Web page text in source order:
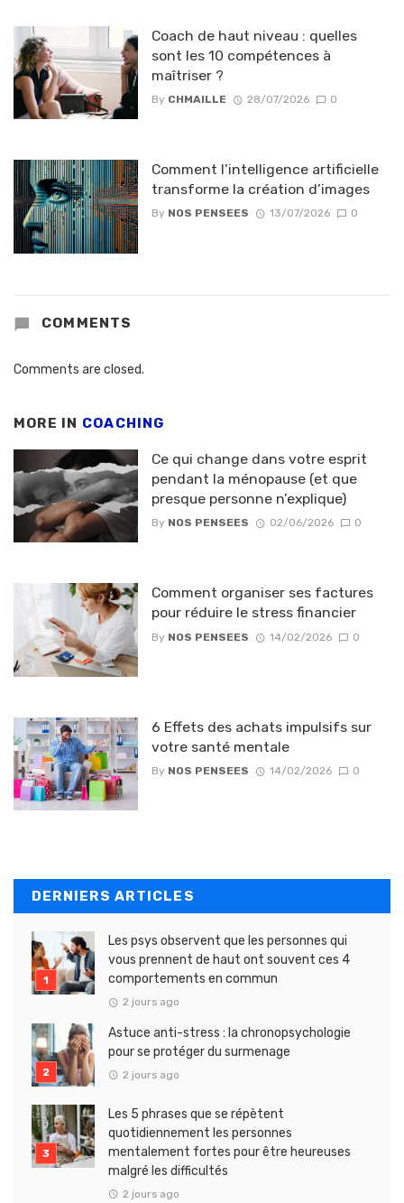
Coach de haut niveau : quelles
sont les 10 compétences à
maîtriser ?
By CHMAILLE 28/07/2026 0
Comment l’intelligence artificielle
transforme la création d’images
By NOS PENSEES 13/07/2026 0
COMMENTS
Comments are closed.
MORE IN COACHING
Ce qui change dans votre esprit
pendant la ménopause (et que
presque personne n’explique)
By NOS PENSEES 02/06/2026 0
Comment organiser ses factures
pour réduire le stress financier
By NOS PENSEES 14/02/2026 0
6 Effets des achats impulsifs sur
votre santé mentale
By NOS PENSEES 14/02/2026 0
DERNIERS ARTICLES
Les psys observent que les personnes qui
vous prennent de haut ont souvent ces 4
comportements en commun
2 jours ago
Astuce anti-stress : la chronopsychologie
pour se protéger du surmenage
2 jours ago
Les 5 phrases que se répètent
quotidiennement les personnes
mentalement fortes pour être heureuses
malgré les difficultés
2 jours ago